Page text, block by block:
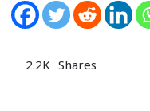
2.2K Shares